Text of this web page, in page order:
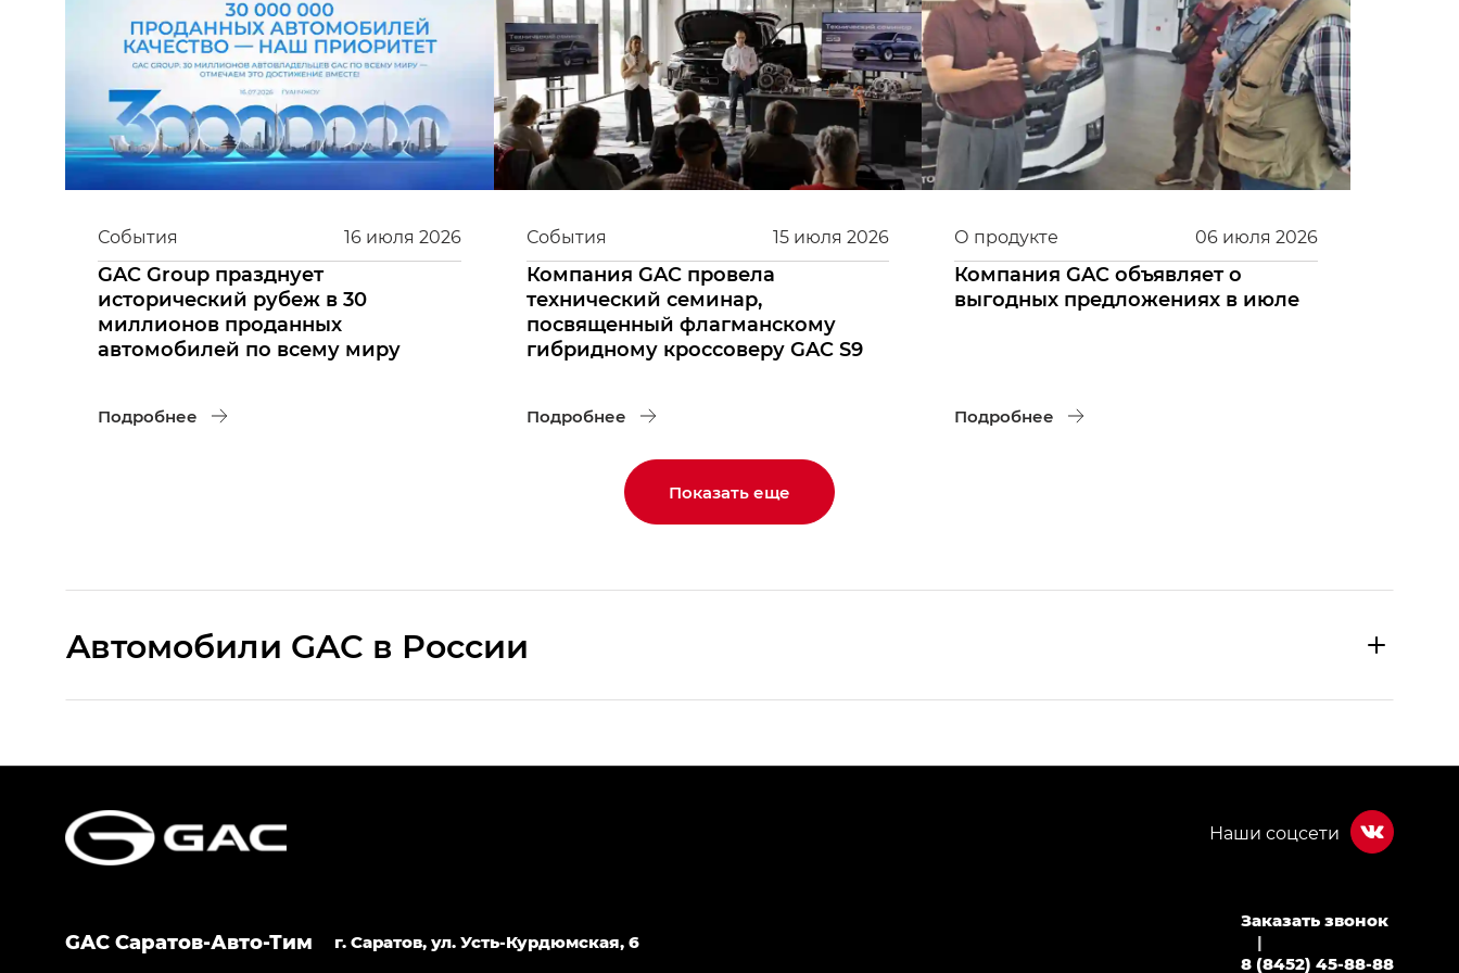
16 июля 2026
События
GAC Group празднует
исторический рубеж в 30
миллионов проданных
автомобилей по всему миру
Подробнее
15 июля 2026
События
Компания GAC провела
технический семинар,
посвященный флагманскому
гибридному кроссоверу GAC S9
Подробнее
06 июля 2026
О продукте
Компания GAC объявляет о
выгодных предложениях в июле
Подробнее
Показать еще
Aвтомобили GAC в России
HYPTEC HT — Хайптек Эйч Ти (HYPTEC HT) в комплектации Экс ПРЕМИУМ — EX PREMIUM
GS8 — Джи Эс 8 (GS8) в комплектациях Джи Эс 8 ТРЭВЕЛЛЕР — GS8 TRAVELLER, Джи Икс ПРЕМИУМ — GX PREMIUM, Джи Эти — GT, Джи Эль —
GAC Саратов-Авто-Тим г. Саратов, ул. Усть-Курдюмская, 6
Заказать звонок
|
8 (8452) 45-88-88